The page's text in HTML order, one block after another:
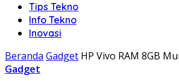
Tips Tekno
Info Tekno
Inovasi
Beranda Gadget HP Vivo RAM 8GB
Gadget